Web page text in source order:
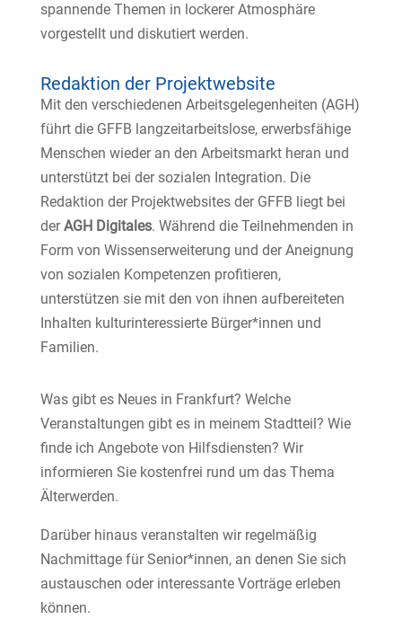
spannende Themen in lockerer Atmosphäre
vorgestellt und diskutiert werden.
Redaktion der Projektwebsite
Mit den verschiedenen Arbeitsgelegenheiten (AGH)
führt die GFFB langzeitarbeitslose, erwerbsfähige
Menschen wieder an den Arbeitsmarkt heran und
unterstützt bei der sozialen Integration. Die
Redaktion der Projektwebsites der GFFB liegt bei
derAGH Digitales. Während die Teilnehmenden in
Form von Wissenserweiterung und der Aneignung
von sozialen Kompetenzen profitieren,
unterstützen sie mit den von ihnen aufbereiteten
Inhalten kulturinteressierte Bürger*innen und
Familien.
Was gibt es Neues in Frankfurt? Welche
Veranstaltungen gibt es in meinem Stadtteil? Wie
finde ich Angebote von Hilfsdiensten? Wir
informieren Sie kostenfrei rund um das Thema
Älterwerden.
Darüber hinaus veranstalten wir regelmäßig
Nachmittage für Senior*innen, an denen Sie sich
austauschen oder interessante Vorträge erleben
können.